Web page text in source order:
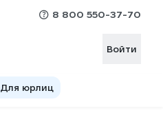
8 800 550-37-70
Войти
Для юрлиц